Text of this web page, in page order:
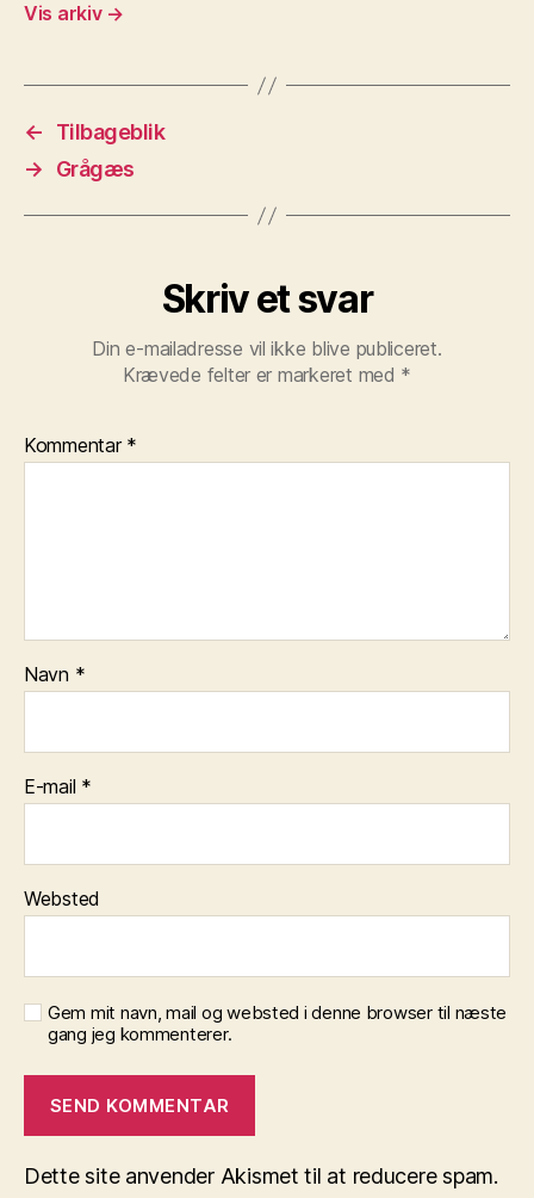
Vis arkiv →
←
Tilbageblik
→
Grågæs
Skriv et svar
Din e-mailadresse vil ikke blive publiceret.
Krævede felter er markeret med *
Kommentar *
Navn *
E-mail *
Websted
Gem mit navn, mail og websted i denne browser til næste
gang jeg kommenterer.
Dette site anvender Akismet til at reducere spam.